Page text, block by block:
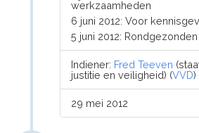
werkzaamheden
6 juni 2012: Voor
5 juni 2012:
Indiener: Fred Teeven
justitie en veiligheid) (VVD)
29 mei 2012